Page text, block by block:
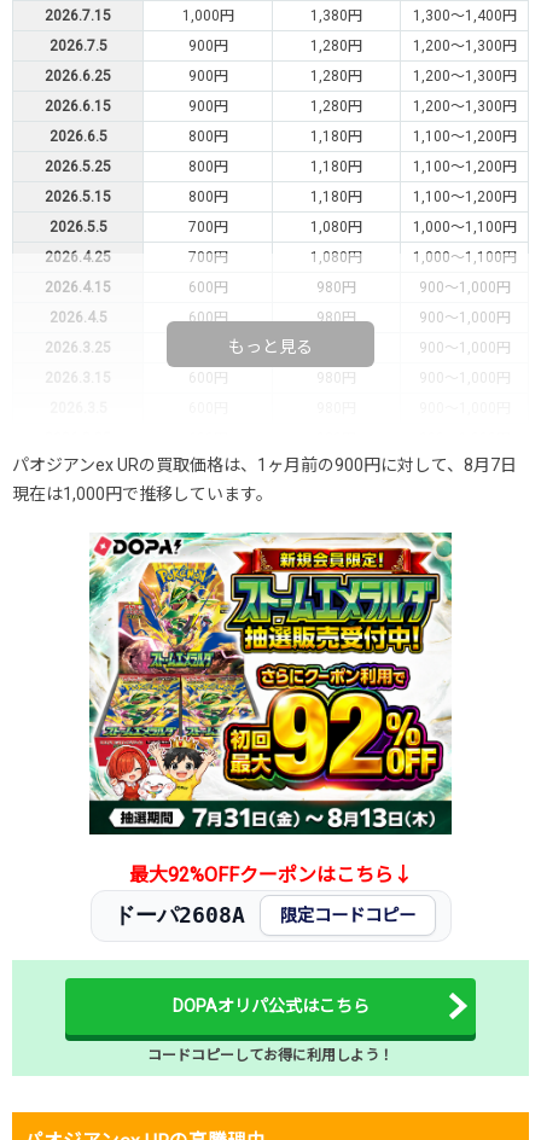
2026.7.15
1,000円 1,380円
1,300～1,400円
2026.7.5
900円 1,280円
1,200～1,300円
2026.6.25
900円 1,280円
1,200～1,300円
2026.6.15
900円 1,280円
1,200～1,300円
2026.6.5
800円 1,180円
1,100～1,200円
2026.5.25
800円 1,180円
1,100～1,200円
2026.5.15
800円 1,180円
1,100～1,200円
2026.5.5
700円 1,080円
1,000～1,100円
2026.4.25
700円 1,080円
1,000～1,100円
2026.4.15
600円 980円
900～1,000円
2026.4.5
600円 980円
900～1,000円
2026.3.25
900～1,000円
2026.3.15
600円 980円
900～1,000円
2026.2.15
600円 980円
900～1,000円
2026.2.5
500円
2026.1.25
500円 880円
800～900円
2026.1.15
500円 880円
800～900円
2026.1.5
500円 880円
800～900円
2025.12.25
500円 880円
800～900円
2025.12.15
600円 980円
900～1,000円
2025.12.5
600円 980円
900～1,000円
2025.11.25
600円 980円
900～1,000円
2025.11.15
600円 980円
900～1,000円
2025.11.5
600円 980円
900～1,000円
2025.10.25
700円 1,080円
1,000～1,100円
発売日初動
5,500円 9,980円 9,400～10,700円
もっと見る
パオジアンex URの買取価格は、1ヶ月前の900円に対して、8月7日
現在は1,000円で推移しています。
最大92%OFFクーポンはこちら↓
ドーパ2608A 限定コードコピー
DOPAオリパ公式はこちら
コードコピーしてお得に利用しよう！